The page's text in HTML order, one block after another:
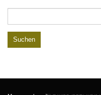
nach: